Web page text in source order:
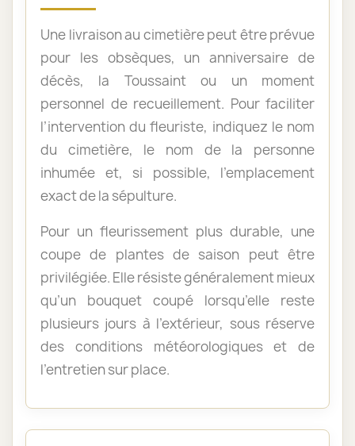
Une livraison au cimetière peut être prévue
pour les obsèques, un anniversaire de
décès, la Toussaint ou un moment
personnel de recueillement. Pour faciliter
l’intervention du fleuriste, indiquez le nom
du cimetière, le nom de la personne
inhumée et, si possible, l’emplacement
exact de la sépulture.
Pour un fleurissement plus durable, une
coupe de plantes de saison peut être
privilégiée. Elle résiste généralement mieux
qu’un bouquet coupé lorsqu’elle reste
plusieurs jours à l’extérieur, sous réserve
des conditions météorologiques et de
l’entretien sur place.